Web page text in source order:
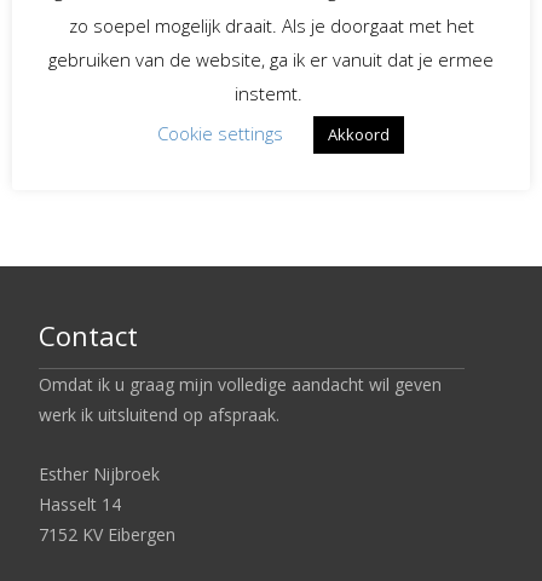
Begeleiding bij
verlies en rouw
Contact
Omdat ik u graag mijn volledige aandacht wil geven
werk ik uitsluitend op afspraak.
Esther Nijbroek
Hasselt 14
7152 KV Eibergen
zo soepel mogelijk draait. Als je doorgaat met het
gebruiken van de website, ga ik er vanuit dat je ermee
instemt.
Cookie settings
Akkoord